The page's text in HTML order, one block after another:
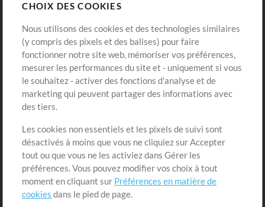
Modèles ProPresenter
Sons
Boutique
Acheter des crédits
Demander les pistes
Extras
Sessions
Compte
Voir le panier
CHOIX DES COOKIES
Nous utilisons des cookies et des technologies similaires
(y compris des pixels et des balises) pour faire
fonctionner notre site web, mémoriser vos préférences,
mesurer les performances du site et - uniquement si vous
le souhaitez - activer des fonctions d'analyse et de
marketing qui peuvent partager des informations avec
des tiers.
Les cookies non essentiels et les pixels de suivi sont
désactivés à moins que vous ne cliquiez sur Accepter
tout ou que vous ne les activiez dans Gérer les
préférences. Vous pouvez modifier vos choix à tout
moment en cliquant sur Préférences en matière de
cookies dans le pied de page.